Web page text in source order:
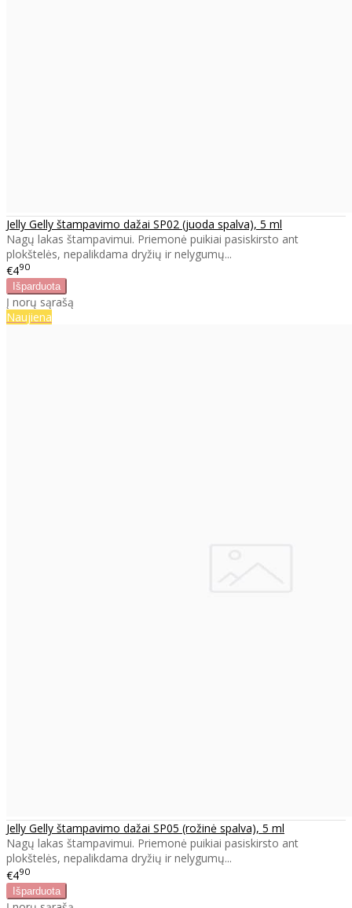
Jelly Gelly štampavimo dažai SP02 (juoda spalva), 5 ml
Nagų lakas štampavimui. Priemonė puikiai pasiskirsto ant
plokštelės, nepalikdama dryžių ir nelygumų...
€490
Į norų sąrašą
Naujiena
Jelly Gelly štampavimo dažai SP05 (rožinė spalva), 5 ml
Nagų lakas štampavimui. Priemonė puikiai pasiskirsto ant
plokštelės, nepalikdama dryžių ir nelygumų...
€490